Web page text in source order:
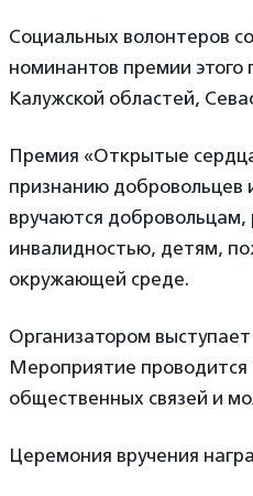
Социальных волонтеров
номинантов премии этого
Калужской областей,
Премия «Открытые
признанию
вручаются
инвалидностью, детям,
окружающей среде.
Организатором
Мероприятие
общественных связей и
Церемония вручения